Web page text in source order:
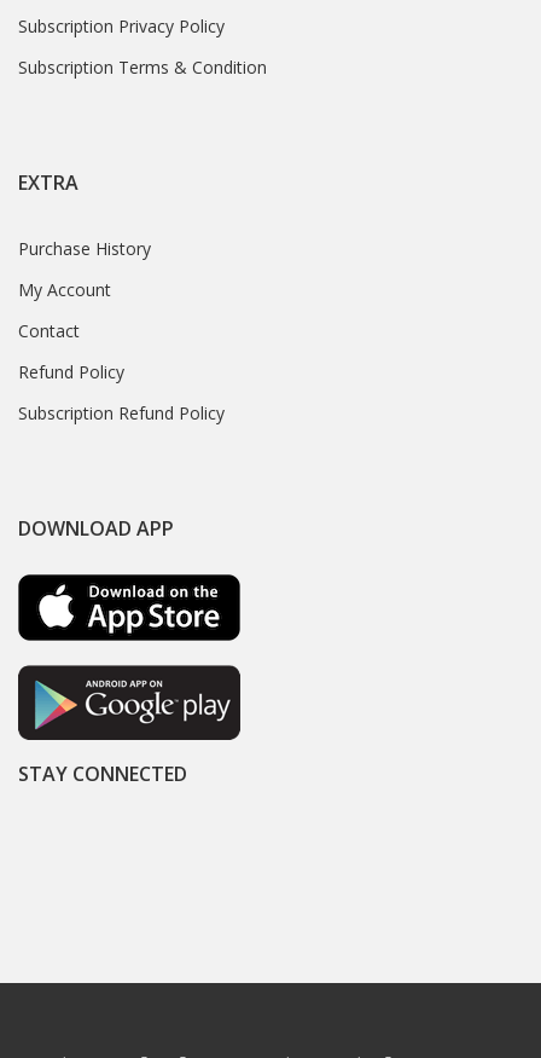
Subscription Privacy Policy
Subscription Terms & Condition
EXTRA
Purchase History
My Account
Contact
Refund Policy
Subscription Refund Policy
DOWNLOAD APP
STAY CONNECTED